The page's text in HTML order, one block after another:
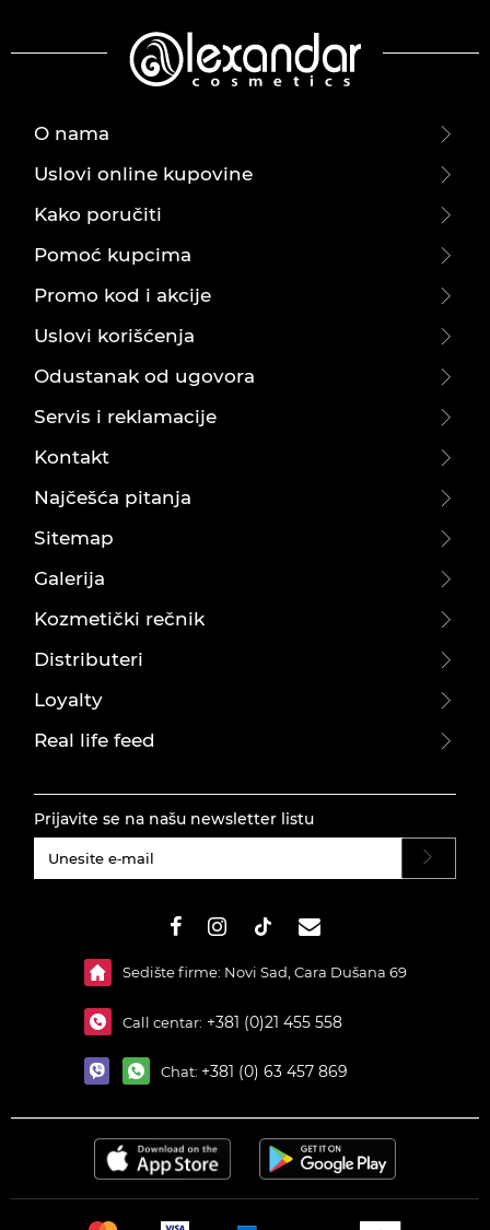
O nama
Uslovi online kupovine
Kako poručiti
Pomoć kupcima
Promo kod i akcije
Uslovi korišćenja
Odustanak od ugovora
Servis i reklamacije
Kontakt
Najčešća pitanja
Sitemap
Galerija
Kozmetički rečnik
Distributeri
Loyalty
Real life feed
Prijavite se na našu newsletter listu
Sedište firme: Novi Sad, Cara Dušana 69
Call centar: +381 (0)21 455 558
Chat: +381 (0) 63 457 869